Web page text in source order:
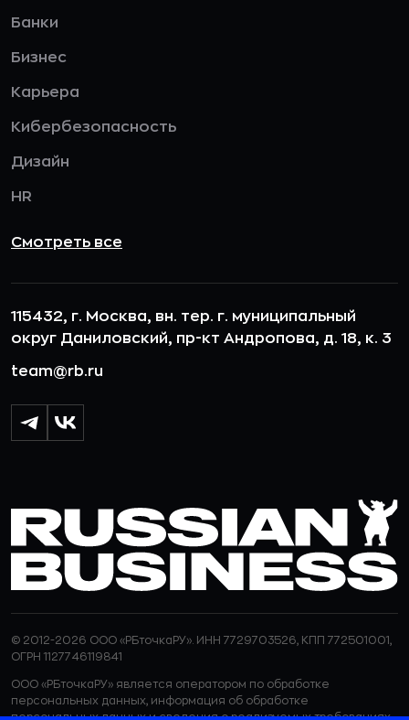
Банки
Бизнес
Карьера
Кибербезопасность
Дизайн
HR
Смотреть все
115432, г. Москва, вн. тер. г. муниципальный
округ Даниловский, пр-кт Андропова, д. 18, к. 3
team@rb.ru
© 2012-2026 ООО «РБточкаРУ». ИНН 7729703526, КПП 772501001,
ОГРН 1127746119841
ООО «РБточкаРУ» является оператором по обработке
персональных данных, информация об обработке
персональных данных и сведения о реализуемых требованиях